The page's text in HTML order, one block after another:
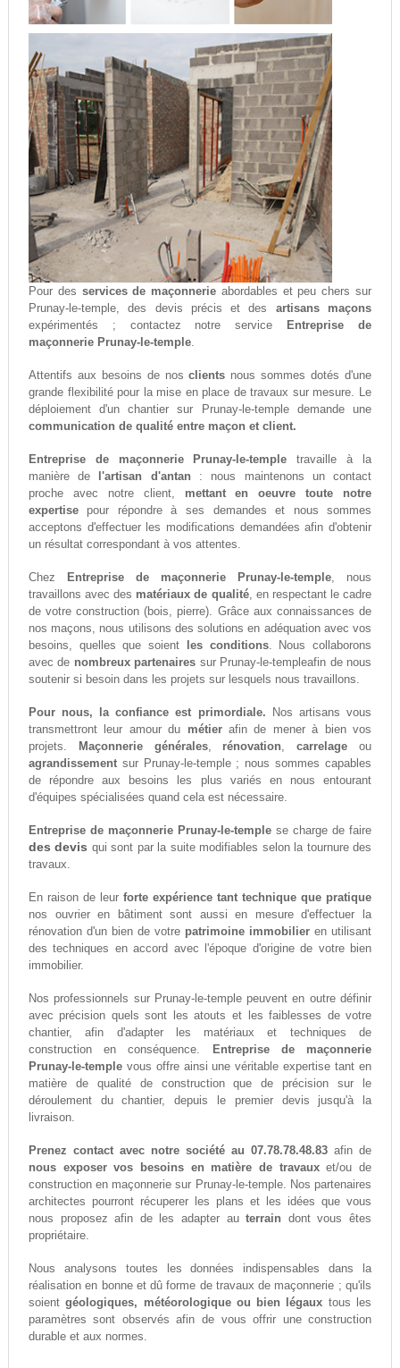
Pour des services de maçonnerie abordables et peu chers sur
Prunay-le-temple, des devis précis et des artisans maçons
expérimentés ; contactez notre service
Entreprise de
maçonnerie Prunay-le-temple.
Attentifs aux besoins de nosclients nous sommes dotés d'une
grande flexibilité pour la mise en place de travaux sur mesure. Le
déploiement d'un chantier sur Prunay-le-temple demande une
communication de qualité entre maçon et client.
Entreprise de maçonnerie Prunay-le-temple travaille à la
manière de
l'artisan d'antan : nous maintenons un contact
proche avec notre client, mettant en oeuvre toute notre
expertisepour répondre à ses demandes et nous sommes
acceptons d'effectuer les modifications demandées afin d'obtenir
un résultat correspondant à vos attentes.
Chez Entreprise de maçonnerie Prunay-le-temple, nous
travaillons avec des matériaux de qualité, en respectant le cadre
de votre construction (bois, pierre). Grâce aux connaissances de
nos maçons, nous utilisons des solutions en adéquation avec vos
besoins, quelles que soient
les conditions. Nous collaborons
avec de nombreux partenaires sur Prunay-le-templeafin de nous
soutenir si besoin dans les projets sur lesquels nous travaillons.
Pour nous, la confiance est primordiale. Nos artisans vous
transmettront leur amour du métierafin de mener à bien vos
projets.
Maçonnerie générales, rénovation,carrelage ou
agrandissementsur Prunay-le-temple ; nous sommes capables
de répondre aux besoins les plus variés en nous entourant
d'équipes spécialisées quand cela est nécessaire.
Entreprise de maçonnerie Prunay-le-temple se charge de faire
des devis qui sont par la suite modifiables selon la tournure des
travaux.
En raison de leur forte expérience tant technique que pratique
nos ouvrier en bâtiment sont aussi en mesure d'effectuer la
rénovation d'un bien de votre patrimoine immobilier en utilisant
des techniques en accord avec l'époque d'origine de votre bien
immobilier.
Nos professionnels sur Prunay-le-temple peuvent en outre définir
avec précision quels sont les atouts et les faiblesses de votre
chantier, afin d'adapter les matériaux et techniques de
construction en conséquence.
Entreprise de maçonnerie
Prunay-le-templevous offre ainsi une véritable expertise tant en
matière de qualité de construction que de précision sur le
déroulement du chantier, depuis le premier devis jusqu'à la
livraison.
Prenez contact avec notre société au 07.78.78.48.83 afin de
nous exposer vos besoins en matière de travauxet/ou de
construction en maçonnerie sur Prunay-le-temple. Nos partenaires
architectes pourront récuperer les plans et les idées que vous
nous proposez afin de les adapter auterrain dont vous êtes
propriétaire.
Nous analysons toutes les données indispensables dans la
réalisation en bonne et dû forme de travaux de maçonnerie ; qu'ils
soientgéologiques, météorologique ou bien légaux tous les
paramètres sont observés afin de vous offrir une construction
durable et aux normes.